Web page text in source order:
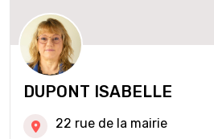
DUPONT ISABELLE
22 rue de la mairie